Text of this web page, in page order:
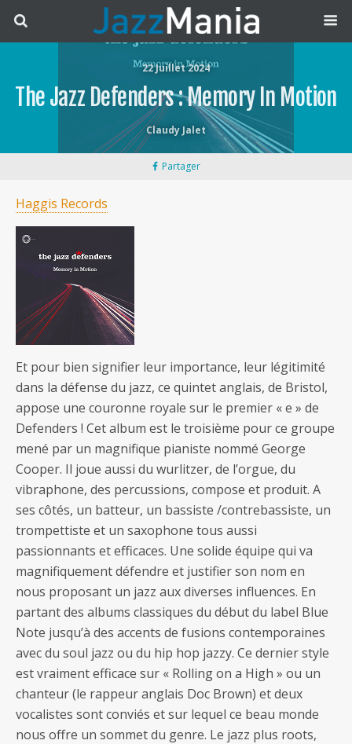
22 Juillet 2024
The Jazz Defenders : Memory In Motion
Claudy Jalet
Partager
Haggis Records
Et pour bien signifier leur importance, leur légitimité
dans la défense du jazz, ce quintet anglais, de Bristol,
appose une couronne royale sur le premier « e » de
Defenders ! Cet album est le troisième pour ce groupe
mené par un magnifique pianiste nommé George
Cooper. Il joue aussi du wurlitzer, de l’orgue, du
vibraphone, des percussions, compose et produit. A
ses côtés, un batteur, un bassiste /contrebassiste, un
trompettiste et un saxophone tous aussi
passionnants et efficaces. Une solide équipe qui va
magnifiquement défendre et justifier son nom en
nous proposant un jazz aux diverses influences. En
partant des albums classiques du début du label Blue
Note jusqu’à des accents de fusions contemporaines
avec du soul jazz ou du hip hop jazzy. Ce dernier style
est vraiment efficace sur « Rolling on a High » ou un
chanteur (le rappeur anglais Doc Brown) et deux
vocalistes sont conviés et sur lequel ce beau monde
nous offre un sommet du genre. Le jazz plus roots,